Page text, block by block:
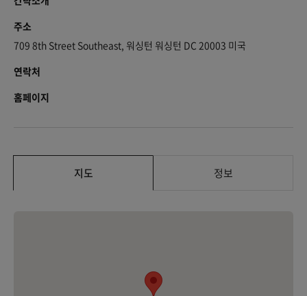
주소
709 8th Street Southeast, 워싱턴 워싱턴 DC 20003 미국
연락처
홈페이지
지도 정보